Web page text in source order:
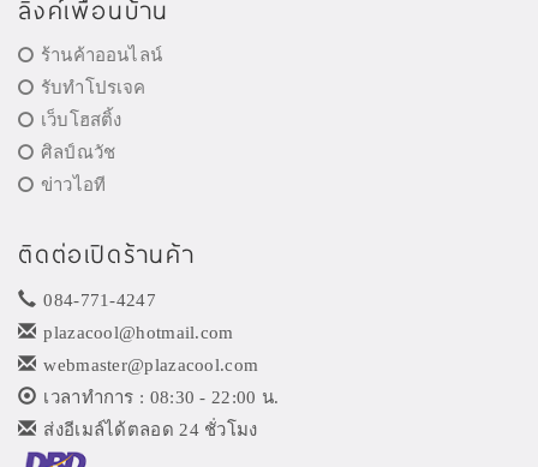
ลิงค์เพื่อนบ้าน
ร้านค้าออนไลน์
รับทำโปรเจค
เว็บโฮสติ้ง
ศิลป์ณวัช
ข่าวไอที
ติดต่อเปิดร้านค้า
084-771-4247
plazacool@hotmail.com
webmaster@plazacool.com
เวลาทำการ : 08:30 - 22:00 น.
ส่งอีเมล์ได้ตลอด 24 ชั่วโมง